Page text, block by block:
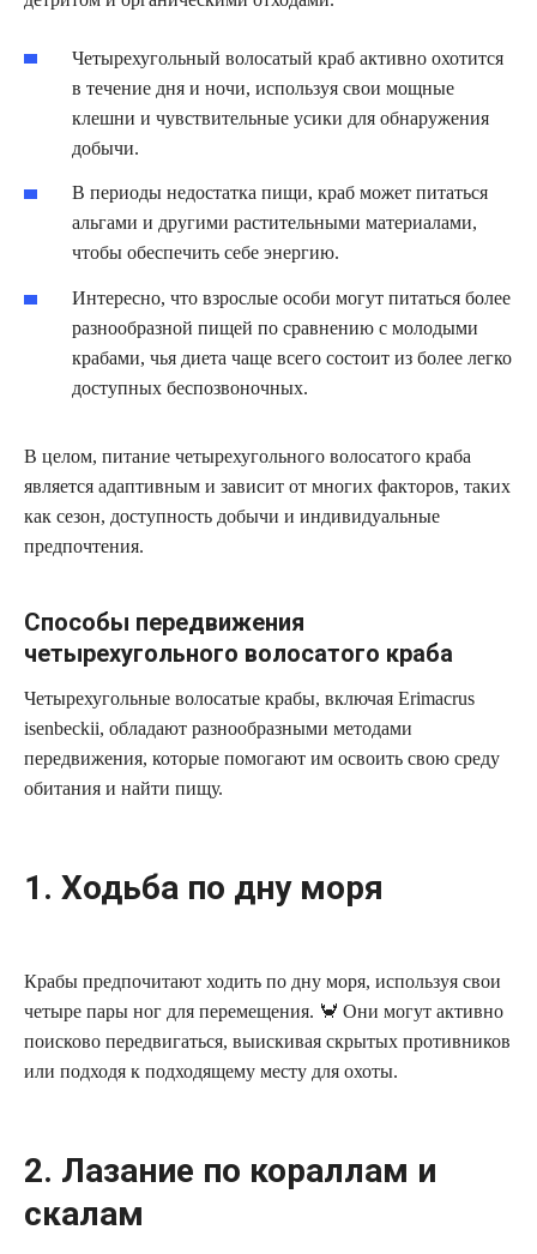
Четырехугольный волосатый краб активно охотится
в течение дня и ночи, используя свои мощные
клешни и чувствительные усики для обнаружения
добычи.
В периоды недостатка пищи, краб может питаться
альгами и другими растительными материалами,
чтобы обеспечить себе энергию.
Интересно, что взрослые особи могут питаться более
разнообразной пищей по сравнению с молодыми
крабами, чья диета чаще всего состоит из более легко
доступных беспозвоночных.
В целом, питание четырехугольного волосатого краба
является адаптивным и зависит от многих факторов, таких
как сезон, доступность добычи и индивидуальные
предпочтения.
Способы передвижения
четырехугольного волосатого краба
Четырехугольные волосатые крабы, включая Erimacrus
isenbeckii, обладают разнообразными методами
передвижения, которые помогают им освоить свою среду
обитания и найти пищу.
1. Ходьба по дну моря
Крабы предпочитают ходить по дну моря, используя свои
четыре пары ног для перемещения. 🦀 Они могут активно
поисково передвигаться, выискивая скрытых противников
или подходя к подходящему месту для охоты.
2. Лазание по кораллам и
скалам